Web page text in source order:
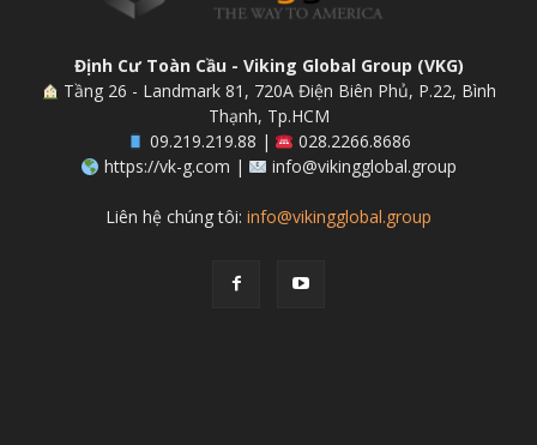
Định Cư Toàn Cầu - Viking Global Group (VKG)
Tầng 26 - Landmark 81, 720A Điện Biên Phủ, P.22, Bình
Thạnh, Tp.HCM
09.219.219.88 |
028.2266.8686
https://vk-g.com |
info@vikingglobal.group
Liên hệ chúng tôi: info@vikingglobal.group